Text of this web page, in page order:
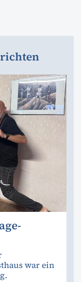
war ein